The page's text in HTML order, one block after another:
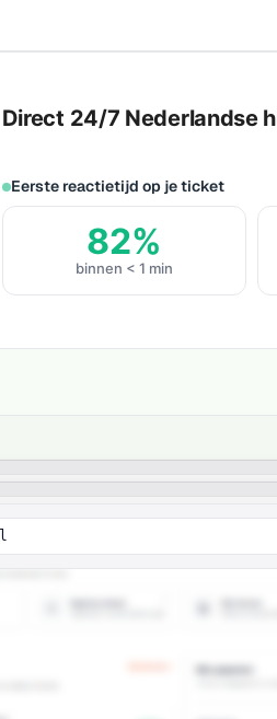
Direct 24/7 Nederlandse
Eerste reactietijd op je ticket
82%
binnen < 1 min